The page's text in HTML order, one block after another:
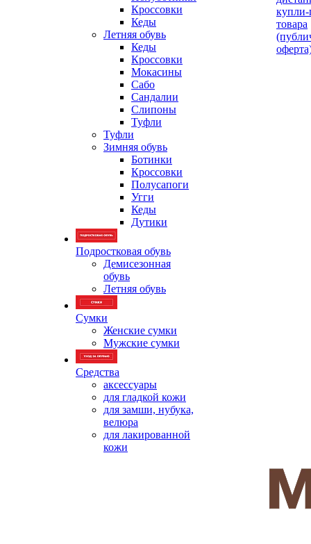
Кроссовки
Кеды
Летняя обувь
Кеды
Кроссовки
Мокасины
Сабо
Сандалии
Слипоны
Туфли
Туфли
Зимняя обувь
Ботинки
Кроссовки
Полусапоги
Угги
Кеды
Дутики
Подростковая обувь
Демисезонная
обувь
Летняя обувь
Сумки
Женские сумки
Мужские сумки
Средства
аксессуары
для гладкой кожи
для замши, нубука,
велюра
для лакированной
кожи
товара